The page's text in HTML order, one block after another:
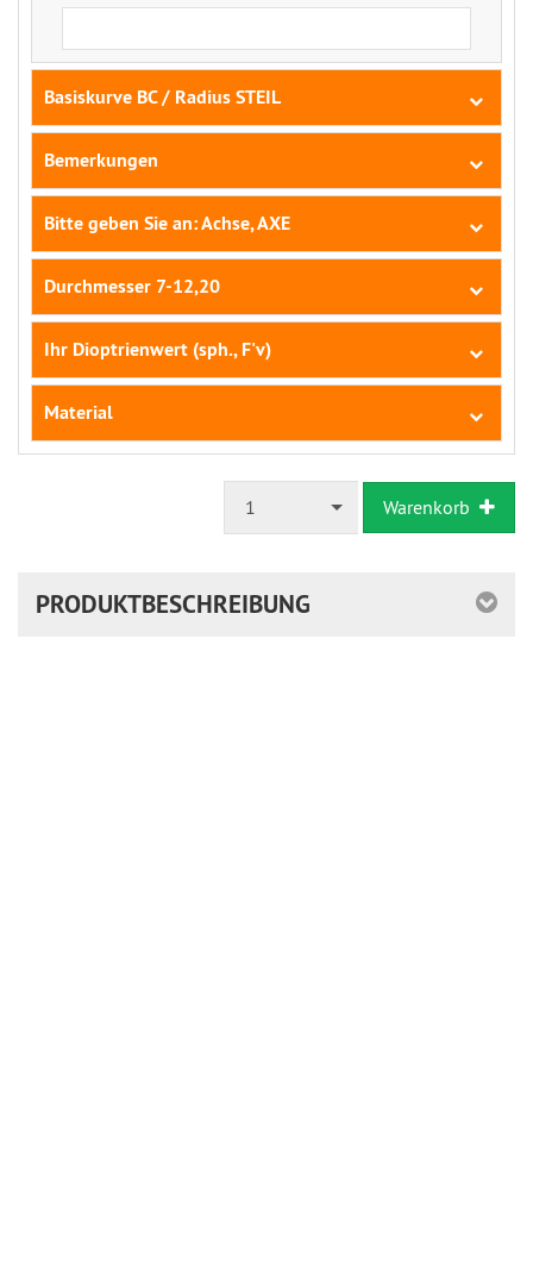
Basiskurve BC / Radius STEIL
Bemerkungen
Bitte geben Sie an: Achse, AXE
Durchmesser 7-12,20
Ihr Dioptrienwert (sph., F'v)
Material
1 Warenkorb
PRODUKTBESCHREIBUNG